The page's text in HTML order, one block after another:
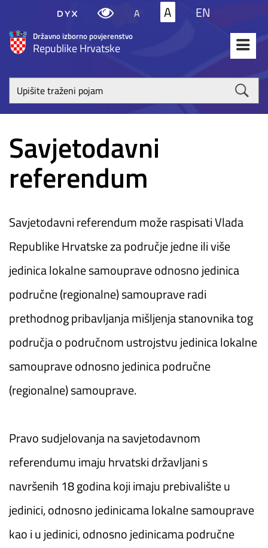
Državno izborno povjerenstvo
Republike Hrvatske
A A EN
Upišite
traženi
poja
Savjetodavni
referendum
Savjetodavni referendum može raspisati Vlada
Republike Hrvatske za područje jedne ili više
jedinica lokalne samouprave odnosno jedinica
područne (regionalne) samouprave radi
prethodnog pribavljanja mišljenja stanovnika tog
područja o područnom ustrojstvu jedinica lokalne
samouprave odnosno jedinica područne
(regionalne) samouprave.
Pravo sudjelovanja na savjetodavnom
referendumu imaju hrvatski državljani s
navršenih 18 godina koji imaju prebivalište u
jedinici, odnosno jedinicama lokalne samouprave
kao i u jedinici, odnosno jedinicama područne